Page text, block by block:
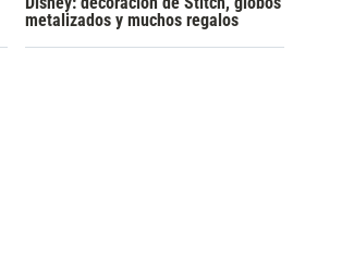
metalizados y muchos regalos